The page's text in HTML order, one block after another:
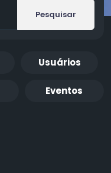
Pesquisar
Usuários
Eventos